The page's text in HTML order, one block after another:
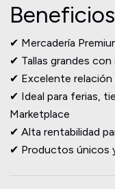
✔ Mercadería
✔ Tallas grandes
✔ Excelente relación
✔ Ideal para ferias,
Marketplace
✔ Alta rentabilidad
✔ Productos únicos